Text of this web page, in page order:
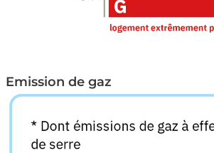
Emission de gaz